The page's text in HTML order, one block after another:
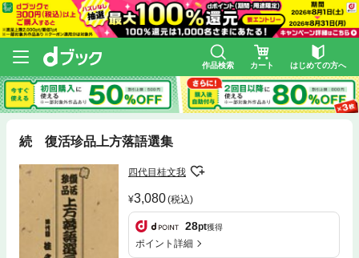
作品検索 カート はじめての方へ
続 復活珍品上方落語選集
四代目桂文我
3,080(税込)
28pt獲得
ポイント詳細